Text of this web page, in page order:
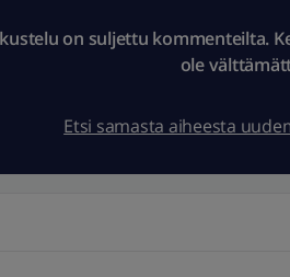
on suljettu kommenteilta.
ole
Etsi samasta aiheesta